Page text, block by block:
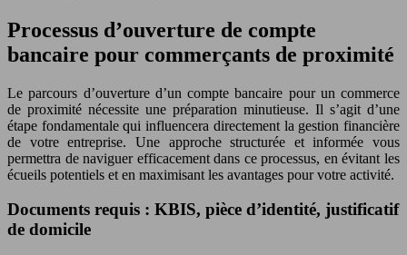
Processus d’ouverture de compte
bancaire pour commerçants de proximité
Le parcours d’ouverture d’un compte bancaire pour un commerce
de proximité nécessite une préparation minutieuse. Il s’agit d’une
étape fondamentale qui influencera directement la gestion financière
de votre entreprise. Une approche structurée et informée vous
permettra de naviguer efficacement dans ce processus, en évitant les
écueils potentiels et en maximisant les avantages pour votre activité.
Documents requis : KBIS, pièce d’identité, justificatif
de domicile